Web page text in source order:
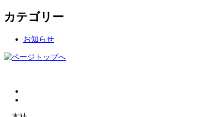
カテゴリー
お知らせ